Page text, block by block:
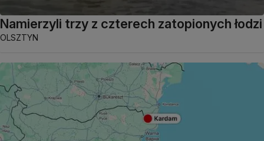
Namierzyli trzy z czterech zatopionych łodzi
OLSZTYN